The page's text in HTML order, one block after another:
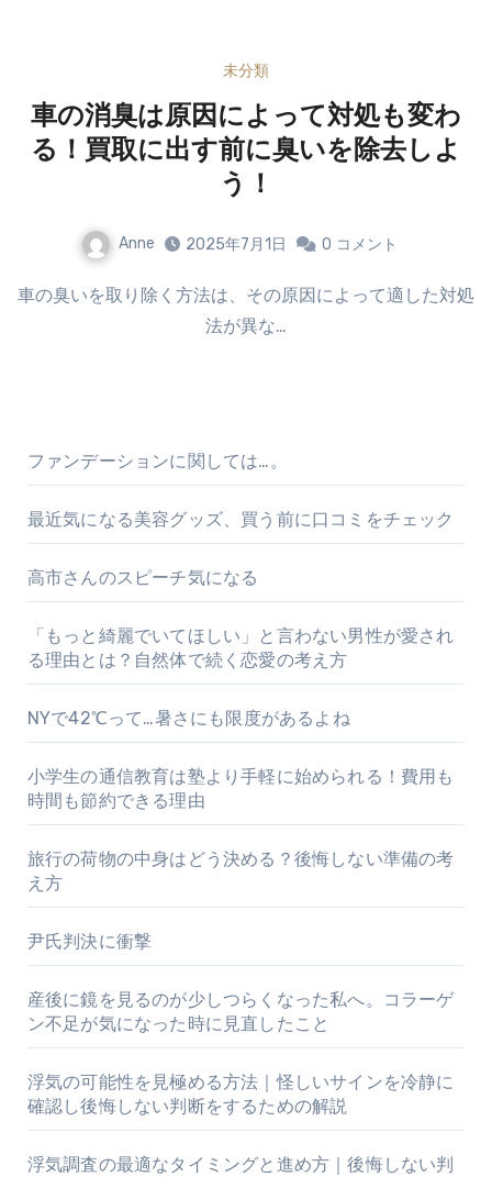
未分類
車の消臭は原因によって対処も変わ
る！買取に出す前に臭いを除去しよ
う！
Anne 2025年7月1日 0 コメント
車の臭いを取り除く方法は、その原因によって適した対処
法が異な…
ファンデーションに関しては…。
最近気になる美容グッズ、買う前に口コミをチェック
高市さんのスピーチ気になる
「もっと綺麗でいてほしい」と言わない男性が愛され
る理由とは？自然体で続く恋愛の考え方
NYで42℃って…暑さにも限度があるよね
小学生の通信教育は塾より手軽に始められる！費用も
時間も節約できる理由
旅行の荷物の中身はどう決める？後悔しない準備の考
え方
尹氏判決に衝撃
産後に鏡を見るのが少しつらくなった私へ。コラーゲ
ン不足が気になった時に見直したこと
浮気の可能性を見極める方法｜怪しいサインを冷静に
確認し後悔しない判断をするための解説
浮気調査の最適なタイミングと進め方｜後悔しない判